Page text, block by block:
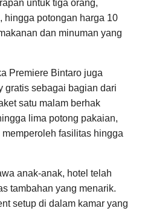
untuk tiga orang,
hingga potongan harga 10
dan minuman yang
Premiere Bintaro juga
gratis sebagai bagian dari
satu malam berhak
lima potong pakaian,
fasilitas hingga
anak-anak, hotel telah
tambahan yang menarik.
setup di dalam kamar yang